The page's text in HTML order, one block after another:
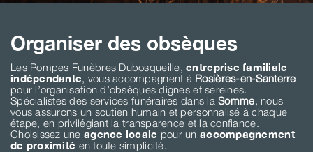
Organiser des obsèques
Les Pompes Funèbres Dubosqueille,entreprise familiale
indépendante, vous accompagnent à Rosières-en-Santerre
pour l’organisation d’obsèques dignes et sereines.
Spécialistes des services funéraires dans laSomme, nous
vous assurons un soutien humain et personnalisé à chaque
étape, en privilégiant la transparence et la confiance.
Choisissez uneagence locale pour un accompagnement
de proximité en toute simplicité.